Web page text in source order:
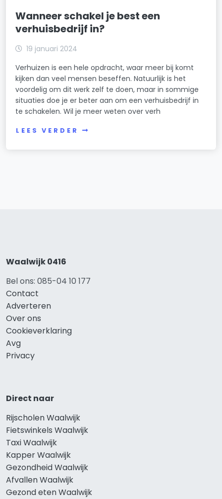
Wanneer schakel je best een
verhuisbedrijf in?
19 januari 2024
Verhuizen is een hele opdracht, waar meer bij komt
kijken dan veel mensen beseffen. Natuurlijk is het
voordelig om dit werk zelf te doen, maar in sommige
situaties doe je er beter aan om een verhuisbedrijf in
te schakelen. Wil je meer weten over verh
LEES VERDER
Waalwijk 0416
Bel ons: 085-04 10 177
Contact
Adverteren
Over ons
Cookieverklaring
Avg
Privacy
Direct naar
Rijscholen Waalwijk
Fietswinkels Waalwijk
Taxi Waalwijk
Kapper Waalwijk
Gezondheid Waalwijk
Afvallen Waalwijk
Gezond eten Waalwijk